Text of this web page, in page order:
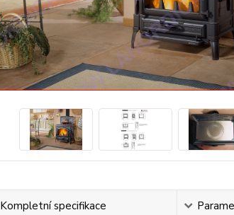
Kompletní specifikace